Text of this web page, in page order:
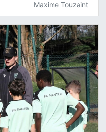
Maxime Touzaint